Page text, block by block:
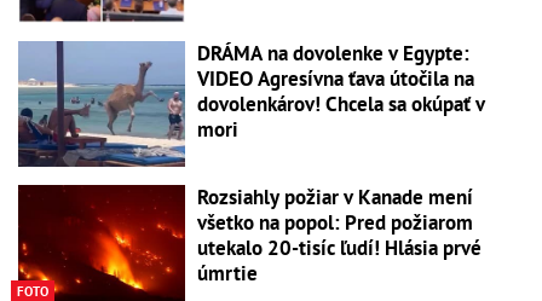
DRÁMA na dovolenke v Egypte:
VIDEO Agresívna ťava útočila na
dovolenkárov! Chcela sa okúpať v
mori
FOTO
Rozsiahly požiar v Kanade mení
všetko na popol: Pred požiarom
utekalo 20-tisíc ľudí! Hlásia prvé
úmrtie